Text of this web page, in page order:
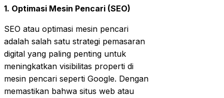
1. Optimasi Mesin Pencari (SEO)
SEO atau optimasi mesin pencari
adalah salah satu strategi pemasaran
digital yang paling penting untuk
meningkatkan visibilitas properti di
mesin pencari seperti Google. Dengan
memastikan bahwa situs web atau